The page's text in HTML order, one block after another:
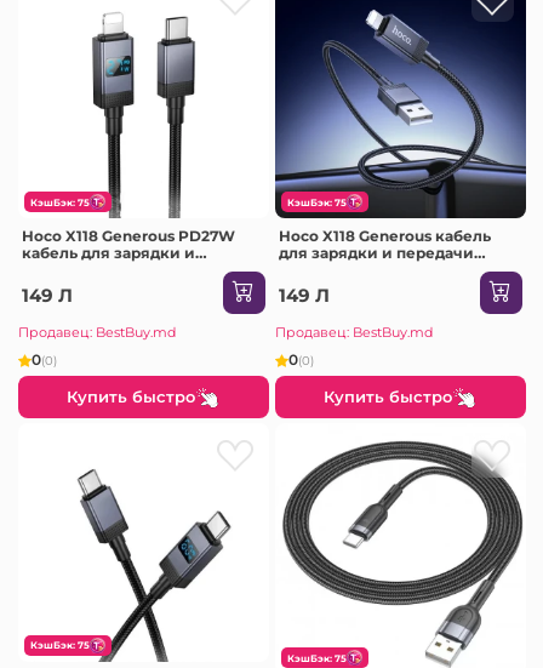
КэшБэк: 75
Hoco X118 Generous PD27W
кабель для зарядки и
передачи данных с дисплеем
Lightning черный
149 Л
Продавец: BestBuy.md
0(0)
Купить быстро
КэшБэк: 75
Hoco X118 Generous кабель
для зарядки и передачи
данных с дисплеем Lightning
черный
149 Л
Продавец: BestBuy.md
0(0)
Купить быстро
КэшБэк: 75
КэшБэк: 75